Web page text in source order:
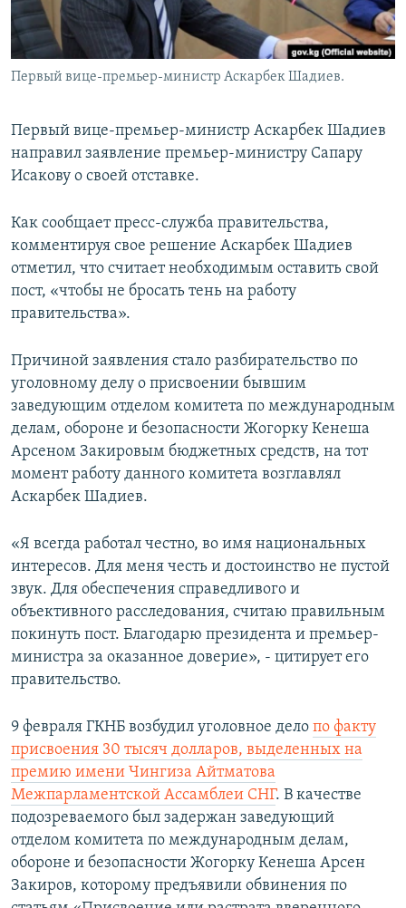
Первый вице-премьер-министр Аскарбек Шадиев.
Первый вице-премьер-министр Аскарбек Шадиев
направил заявление премьер-министру Сапару
Исакову о своей отставке.
Как сообщает пресс-служба правительства,
комментируя свое решение Аскарбек Шадиев
отметил, что считает необходимым оставить свой
пост, «чтобы не бросать тень на работу
правительства».
Причиной заявления стало разбирательство по
уголовному делу о присвоении бывшим
заведующим отделом комитета по международным
делам, обороне и безопасности Жогорку Кенеша
Арсеном Закировым бюджетных средств, на тот
момент работу данного комитета возглавлял
Аскарбек Шадиев.
«Я всегда работал честно, во имя национальных
интересов. Для меня честь и достоинство не пустой
звук. Для обеспечения справедливого и
объективного расследования, считаю правильным
покинуть пост. Благодарю президента и премьер-
министра за оказанное доверие», - цитирует его
правительство.
9 февраля ГКНБ возбудил уголовное дело по факту
присвоения 30 тысяч долларов, выделенных на
премию имени Чингиза Айтматова
Межпарламентской Ассамблеи СНГ. В качестве
подозреваемого был задержан заведующий
отделом комитета по международным делам,
обороне и безопасности Жогорку Кенеша Арсен
Закиров, которому предъявили обвинения по